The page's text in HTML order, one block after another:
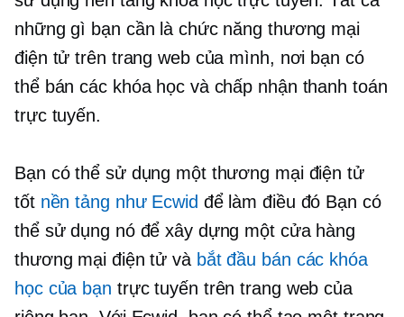
những gì bạn cần là chức năng thương mại
điện tử trên trang web của mình, nơi bạn có
thể bán các khóa học và chấp nhận thanh toán
trực tuyến.
Bạn có thể sử dụng một thương mại điện tử
tốt nền tảng như Ecwid để làm điều đó Bạn có
thể sử dụng nó để xây dựng một cửa hàng
thương mại điện tử và bắt đầu bán các khóa
học của bạn trực tuyến trên trang web của